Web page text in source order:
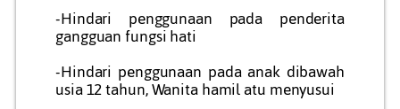
-Hindari penggunaan pada penderita
gangguan fungsi hati
-Hindari penggunaan pada anak dibawah
usia 12 tahun, Wanita hamil atu menyusui